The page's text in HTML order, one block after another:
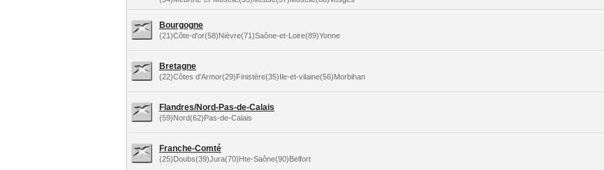
Bourgogne
(21)Côte-d'or(58)Nièvre(71)Saône-et-Loire(89)Yonne
Bretagne
(22)Côtes d'Armor(29)Finistère(35)Ile-et-vilaine(56)Morbihan
Flandres/Nord-Pas-de-Calais
(59)Nord(62)Pas-de-Calais
Franche-Comté
(25)Doubs(39)Jura(70)Hte-Saône(90)Belfort